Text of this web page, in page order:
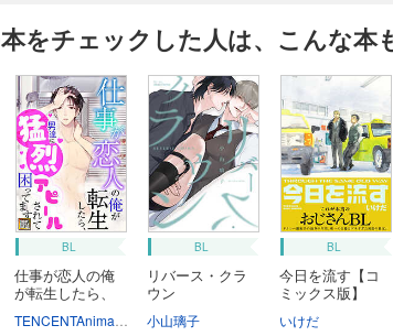
をチェックした人は、こんな本
BL
仕事が恋人の俺
が転生したら、
BL
リバース・クラ
ウン
小山璃子
BL
今日を流す【コ
ミックス版】
いけだ